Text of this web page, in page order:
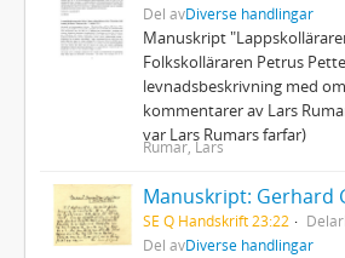
Del avDiverse handlingar
Manuskript
Folkskolläraren Petrus
levnadsbeskrivning med
kommentarer av Lars
var Lars Rumars farfar)
Rumar, Lars
SE Q Handskrift 23:22
Del avDiverse handlingar